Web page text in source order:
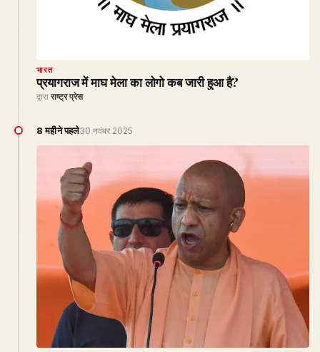
भारत
प्रयागराज में माघ मेला का लोगो कब जारी हुआ है?
द्वारा राष्ट्र प्रेस
8 महीने पहले30 नवंबर 2025